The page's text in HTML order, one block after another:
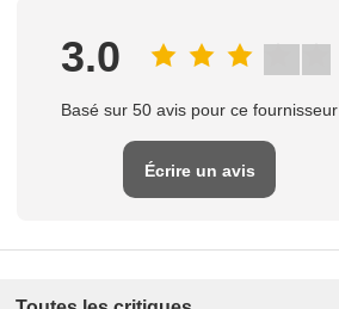
3.0
Basé sur 50 avis pour ce fournisseur
Écrire un avis